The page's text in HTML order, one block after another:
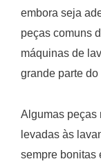
embora seja
peças comuns
máquinas de
grande parte
Algumas peças
levadas às
sempre bonitas